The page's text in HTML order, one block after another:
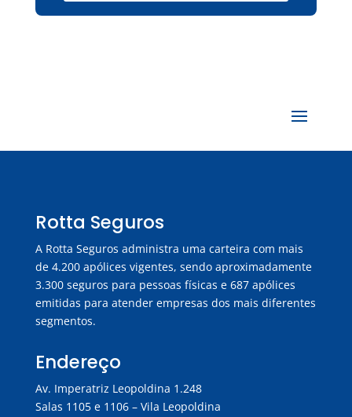
Rotta Seguros
A Rotta Seguros administra uma carteira com mais
de 4.200 apólices vigentes, sendo aproximadamente
3.300 seguros para pessoas físicas e 687 apólices
emitidas para atender empresas dos mais diferentes
segmentos.
Endereço
Av. Imperatriz Leopoldina 1.248
Salas 1105 e 1106 – Vila Leopoldina